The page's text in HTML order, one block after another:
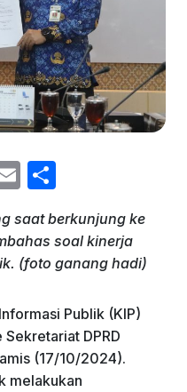
E
ai
l
ar
e
saat berkunjung ke
soal kinerja
(foto ganang hadi)
Publik (KIP)
DPRD
(17/10/2024).
melakukan